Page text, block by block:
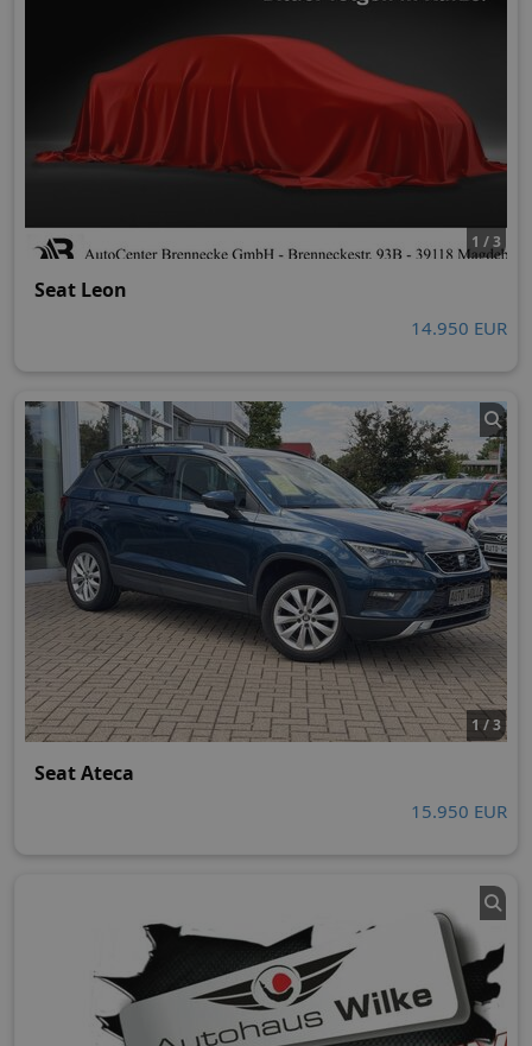
1 / 3
Seat Leon
14.950 EUR
1 / 3
Seat Ateca
15.950 EUR